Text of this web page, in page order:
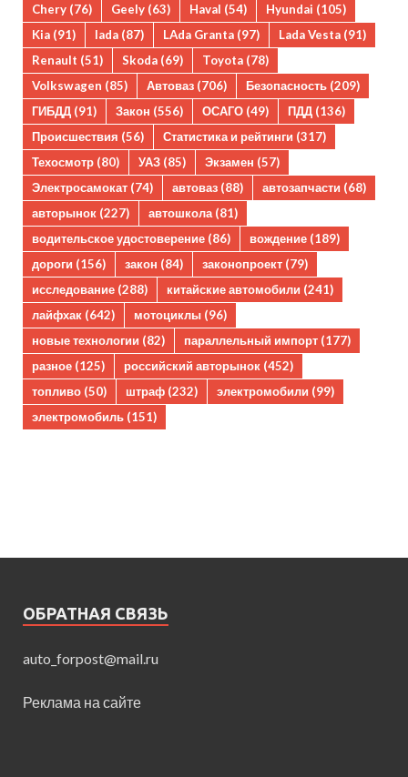
Chery (76) Geely (63) Haval (54) Hyundai (105)
Kia (91) lada (87) LAda Granta (97) Lada Vesta (91)
Renault (51) Skoda (69) Toyota (78)
Volkswagen (85) Автоваз (706) Безопасность (209)
ГИБДД (91) Закон (556) ОСАГО (49) ПДД (136)
Происшествия (56) Статистика и рейтинги (317)
Техосмотр (80) УАЗ (85) Экзамен (57)
Электросамокат (74) автоваз (88) автозапчасти (68)
авторынок (227) автошкола (81)
водительское удостоверение (86) вождение (189)
дороги (156) закон (84) законопроект (79)
исследование (288) китайские автомобили (241)
лайфхак (642) мотоциклы (96)
новые технологии (82) параллельный импорт (177)
разное (125) российский авторынок (452)
топливо (50) штраф (232) электромобили (99)
электромобиль (151)
ОБРАТНАЯ СВЯЗЬ
auto_forpost@mail.ru
Реклама на сайте